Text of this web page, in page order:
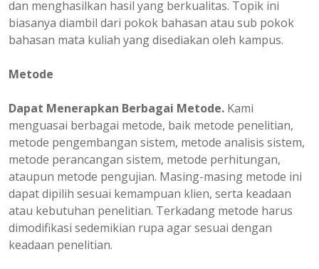
dan menghasilkan hasil yang berkualitas. Topik ini
biasanya diambil dari pokok bahasan atau sub pokok
bahasan mata kuliah yang disediakan oleh kampus.
Metode
Dapat Menerapkan Berbagai Metode. Kami
menguasai berbagai metode, baik metode penelitian,
metode pengembangan sistem, metode analisis sistem,
metode perancangan sistem, metode perhitungan,
ataupun metode pengujian. Masing-masing metode ini
dapat dipilih sesuai kemampuan klien, serta keadaan
atau kebutuhan penelitian. Terkadang metode harus
dimodifikasi sedemikian rupa agar sesuai dengan
keadaan penelitian.